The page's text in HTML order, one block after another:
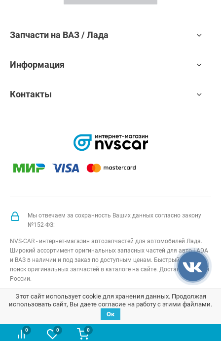
0 0 0
Запчасти на ВАЗ / Лада
Информация
Контакты
Мы отвечаем за сохранность Ваших данных согласно закону
№152-ФЗ:
NVS-CAR - интернет-магазин автозапчастей для автомобилей Лада.
Широкий ассортимент оригинальных запасных частей для авто LADA
и ВАЗ в наличии и под заказ по доступным ценам. Быстрый подбор и
поиск оригинальных запчастей в каталоге на сайте. Доставка по всей
России.
NVS-CAR© 2014 –2026Все права защищеныкарта сайта;
Договор оферта; Политика конфиденциальности
Этот сайт использует cookie для хранения данных. Продолжая
использовать сайт, Вы даете согласие на работу с этими файлами.
Ок